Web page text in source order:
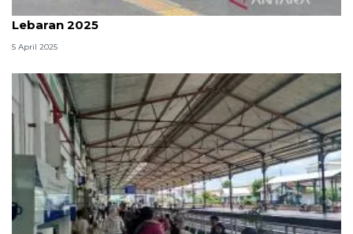
Tidak ada lonjakan harga tiket kereta api setelah
Lebaran 2025
5 April 2025